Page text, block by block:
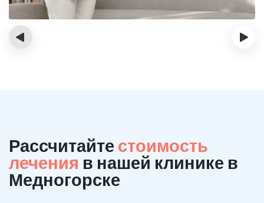
‹ ›
Рассчитайте стоимость
лечения в нашей клинике в
Медногорске